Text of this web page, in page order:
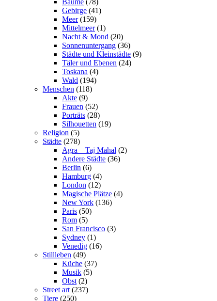
Bäume (78)
Gebirge (41)
Meer (159)
Mittelmeer (1)
Nacht & Mond (20)
Sonnenuntergang (36)
Städte und Kleinstädte (9)
Täler und Ebenen (24)
Toskana (4)
Wald (194)
Menschen (118)
Akte (9)
Frauen (52)
Porträts (28)
Silhouetten (19)
Religion (5)
Städte (278)
Agra – Taj Mahal (2)
Andere Städte (36)
Berlin (6)
Hamburg (4)
London (12)
Magische Plätze (4)
New York (136)
Paris (50)
Rom (5)
San Francisco (3)
Sydney (1)
Venedig (16)
Stillleben (49)
Küche (37)
Musik (5)
Obst (2)
Street art (237)
Tiere (250)